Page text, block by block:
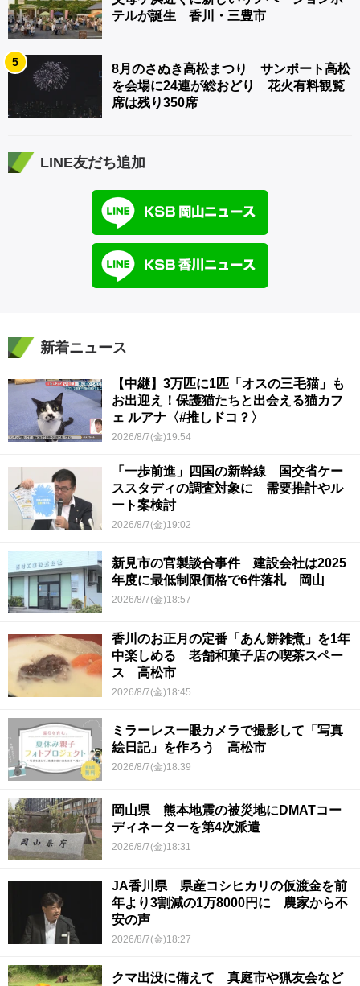
テルが誕生 香川・三豊市
5
8月のさぬき高松まつり サンポート高松
を会場に24連が総おどり 花火有料観覧
席は残り350席
LINE友だち追加
新着ニュース
【中継】3万匹に1匹「オスの三毛猫」も
お出迎え！保護猫たちと出会える猫カフ
ェ ルアナ〈#推しドコ？〉
2026/8/7(金)19:54
「一歩前進」四国の新幹線 国交省ケー
ススタディの調査対象に 需要推計やル
ート案検討
2026/8/7(金)19:02
新見市の官製談合事件 建設会社は2025
年度に最低制限価格で6件落札 岡山
2026/8/7(金)18:57
香川のお正月の定番「あん餅雑煮」を1年
中楽しめる 老舗和菓子店の喫茶スペー
ス 高松市
2026/8/7(金)18:45
ミラーレス一眼カメラで撮影して「写真
絵日記」を作ろう 高松市
2026/8/7(金)18:39
岡山県 熊本地震の被災地にDMATコー
ディネーターを第4次派遣
2026/8/7(金)18:31
JA香川県 県産コシヒカリの仮渡金を前
年より3割減の1万8000円に 農家から不
安の声
2026/8/7(金)18:27
クマ出没に備えて 真庭市や猟友会など